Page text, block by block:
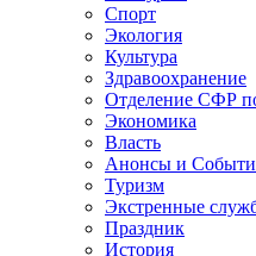
Спорт
Экология
Культура
Здравоохранение
Отделение СФР
Экономика
Власть
Анонсы и
Туризм
Экстренные
Праздник
История